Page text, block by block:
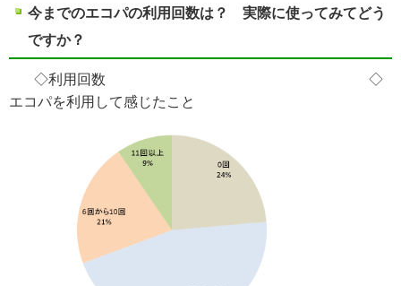
今までのエコパの利用回数は？ 実際に使ってみてどう
ですか？
◇利用回数
◇
エコパを利用して感じたこと